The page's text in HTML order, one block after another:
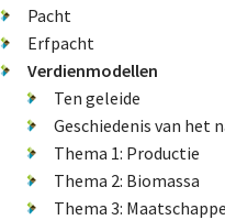
Pacht
Erfpacht
Verdienmodellen
Ten geleide
Geschiedenis van het
Thema 1: Productie
Thema 2: Biomassa
Thema 3: